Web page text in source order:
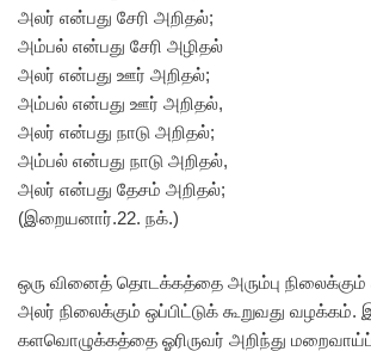
அலர் என்பது சேரி அறிதல்;
அம்பல் என்பது சேரி அழிதல்
அலர் என்பது ஊர் அறிதல்;
அம்பல் என்பது ஊர் அறிதல்,
அலர் என்பது நாடு அறிதல்;
அம்பல் என்பது நாடு அறிதல்,
அலர் என்பது தேசம் அறிதல்;
(இறையனார்.22. நக்.)
ஒரு வினைத் தொடக்கத்தை அரும்பு
அலர் நிலைக்கும் ஒப்பிட்டுக் கூறுவது வழக்கம்.
களவொழுக்கத்தை ஓரிருவர் அறிந்து